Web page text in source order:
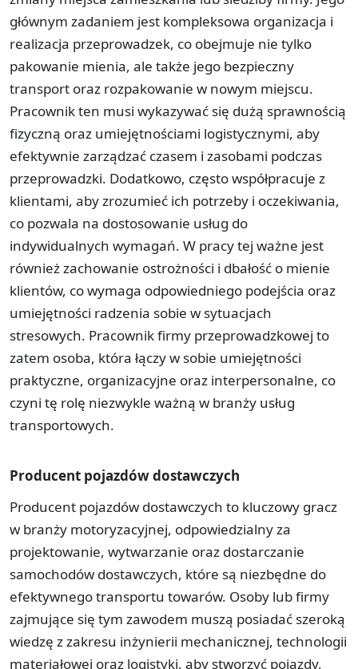
głównym zadaniem jest kompleksowa organizacja i
realizacja przeprowadzek, co obejmuje nie tylko
pakowanie mienia, ale także jego bezpieczny
transport oraz rozpakowanie w nowym miejscu.
Pracownik ten musi wykazywać się dużą sprawnością
fizyczną oraz umiejętnościami logistycznymi, aby
efektywnie zarządzać czasem i zasobami podczas
przeprowadzki. Dodatkowo, często współpracuje z
klientami, aby zrozumieć ich potrzeby i oczekiwania,
co pozwala na dostosowanie usług do
indywidualnych wymagań. W pracy tej ważne jest
również zachowanie ostrożności i dbałość o mienie
klientów, co wymaga odpowiedniego podejścia oraz
umiejętności radzenia sobie w sytuacjach
stresowych. Pracownik firmy przeprowadzkowej to
zatem osoba, która łączy w sobie umiejętności
praktyczne, organizacyjne oraz interpersonalne, co
czyni tę rolę niezwykle ważną w branży usług
transportowych.
Producent pojazdów dostawczych
Producent pojazdów dostawczych to kluczowy gracz
w branży motoryzacyjnej, odpowiedzialny za
projektowanie, wytwarzanie oraz dostarczanie
samochodów dostawczych, które są niezbędne do
efektywnego transportu towarów. Osoby lub firmy
zajmujące się tym zawodem muszą posiadać szeroką
wiedzę z zakresu inżynierii mechanicznej, technologii
materiałowej oraz logistyki, aby stworzyć pojazdy,